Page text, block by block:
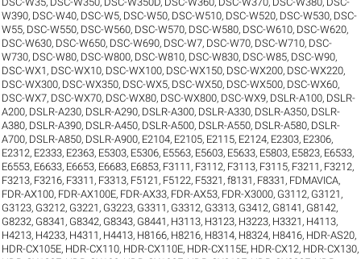
W390, DSC-W40, DSC-W5, DSC-W50, DSC-W510, DSC-W520, DSC-W530, DSC-
W55, DSC-W550, DSC-W560, DSC-W570, DSC-W580, DSC-W610, DSC-W620,
DSC-W630, DSC-W650, DSC-W690, DSC-W7, DSC-W70, DSC-W710, DSC-
W730, DSC-W80, DSC-W800, DSC-W810, DSC-W830, DSC-W85, DSC-W90,
DSC-WX1 , DSC-WX10, DSC-WX100, DSC-WX150, DSC-WX200, DSC-WX220,
DSC-WX300, DSC-WX350, DSC-WX5, DSC-WX50, DSC-WX500, DSC-WX60,
DSC-WX7, DSC-WX70, DSC-WX80, DSC-WX800, DSC-WX9, DSLR-A100, DSLR-
A200, DSLR-A230, DSLR-A290, DSLR-A300, DSLR-A330, DSLR-A350, DSLR-
A380, DSLR-A390, DSLR-A450, DSLR-A500, DSLR-A550, DSLR-A580, DSLR-
A700, DSLR-A850, DSLR-A900, E2104, E2105, E2115, E2124, E2303, E2306,
E2312, E2333, E2363, E5303, E5306, E5563, E5603, E5633, E5803, E5823, E6533,
E6553, E6633, E6653, E6683, E6853, F3111 , F3112, F3113, F3115, F3211 , F3212,
F3213, F3216, F3311 , F3313, F5121 , F5122, F5321 ,f8131 , F8331 , FDMAVICA,
FDR-AX100, FDR-AX100E, FDR-AX33, FDR-AX53, FDR-X3000, G3112, G3121 ,
G3123, G3212, G3221 , G3223, G3311 , G3312, G3313, G3412, G8141 , G8142,
G8232, G8341 , G8342, G8343, G8441 , H3113, H3123, H3223, H3321 , H4113,
H4213, H4233, H4311 , H4413, H8166, H8216, H8314, H8324, H8416, HDR-AS20,
HDR-CX105E, HDR-CX110, HDR-CX110E, HDR-CX115E, HDR-CX12, HDR-CX130,